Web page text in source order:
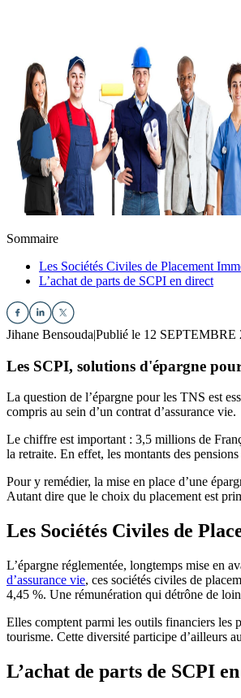
Sommaire
Les Sociétés Civiles de Placement
L’achat de parts de SCPI en direct
Jihane Bensouda|Publié le 12 SEPTEMBRE
Les SCPI, solutions d'épargne
La question de l’épargne pour les TNS est
compris au sein d’un contrat d’assurance vie.
Le chiffre est important : 3,5 millions de
la retraite. En effet, les montants des
Pour y remédier, la mise en place d’une
Autant dire que le choix du placement est
Les Sociétés Civiles de
L’épargne réglementée, longtemps mise en
d’assurance vie, ces sociétés civiles de
4,45 %. Une rémunération qui détrône de
Elles comptent parmi les outils financiers les
tourisme. Cette diversité participe d’ailleurs
L’achat de parts de SCPI